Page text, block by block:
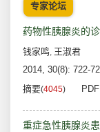
专家论坛
药物性胰腺炎的
钱家鸣, 王淑君
2014, 30(8): 722-
摘要(4045)
重症急性胰腺炎